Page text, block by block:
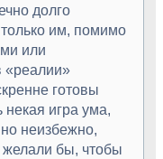
долго
только им, помимо
или
«реалии»
готовы
некая игра ума,
неизбежно,
желали бы, чтобы